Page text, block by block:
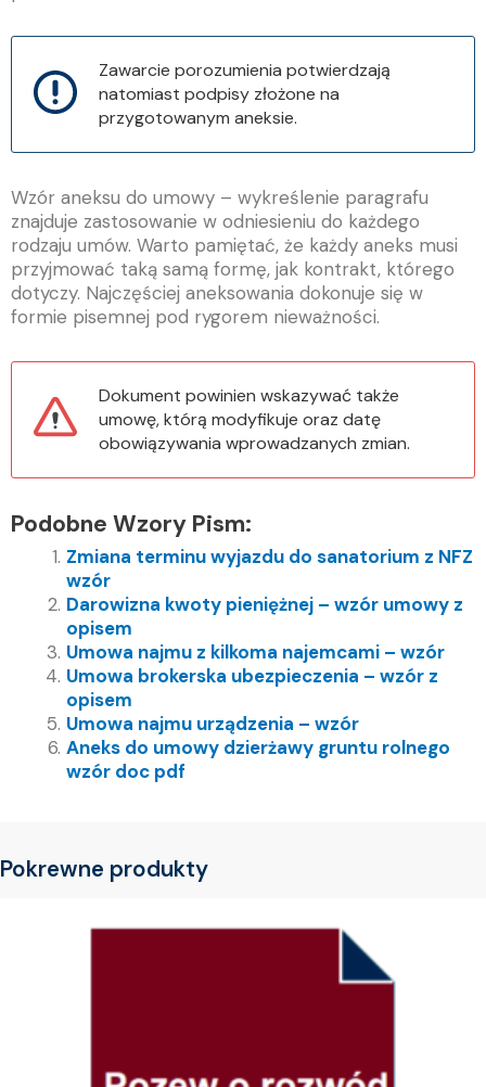
Zawarcie porozumienia potwierdzają
natomiast podpisy złożone na
przygotowanym aneksie.
Wzór aneksu do umowy – wykreślenie paragrafu
znajduje zastosowanie w odniesieniu do każdego
rodzaju umów. Warto pamiętać, że każdy aneks musi
przyjmować taką samą formę, jak kontrakt, którego
dotyczy. Najczęściej aneksowania dokonuje się w
formie pisemnej pod rygorem nieważności.
Dokument powinien wskazywać także
umowę, którą modyfikuje oraz datę
obowiązywania wprowadzanych zmian.
Podobne Wzory Pism:
Zmiana terminu wyjazdu do sanatorium z NFZ
wzór
Darowizna kwoty pieniężnej – wzór umowy z
opisem
Umowa najmu z kilkoma najemcami – wzór
Umowa brokerska ubezpieczenia – wzór z
opisem
Umowa najmu urządzenia – wzór
Aneks do umowy dzierżawy gruntu rolnego
wzór doc pdf
Pokrewne produkty